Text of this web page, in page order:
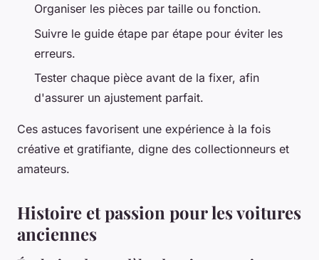
Organiser les pièces par taille ou fonction.
Suivre le guide étape par étape pour éviter les
erreurs.
Tester chaque pièce avant de la fixer, afin
d'assurer un ajustement parfait.
Ces astuces favorisent une expérience à la fois
créative et gratifiante, digne des collectionneurs et
amateurs.
Histoire et passion pour les voitures
anciennes